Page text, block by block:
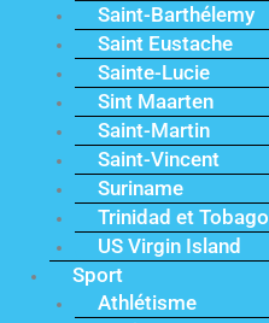
Saint-Barthélemy
Saint Eustache
Sainte-Lucie
Sint Maarten
Saint-Martin
Saint-Vincent
Suriname
Trinidad et Tobago
US Virgin Island
Sport
Athlétisme